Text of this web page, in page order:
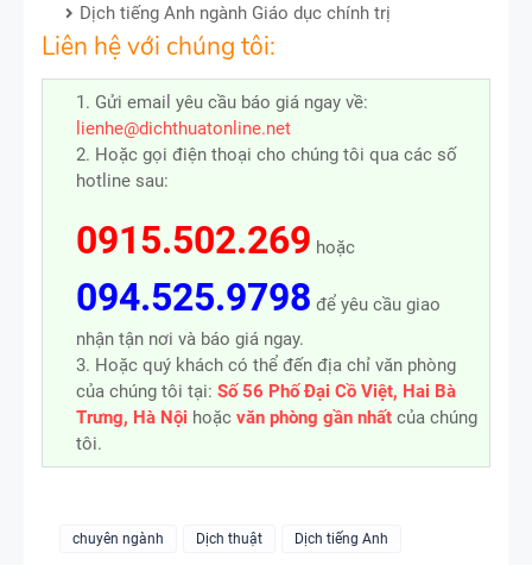
Dịch tiếng Anh ngành Giáo dục chính trị
Liên hệ với chúng tôi:
1. Gửi email yêu cầu báo giá ngay về:
lienhe@dichthuatonline.net
2. Hoặc gọi điện thoại cho chúng tôi qua các số
hotline sau:
0915.502.269 hoặc
094.525.9798 để yêu cầu giao
nhận tận nơi và báo giá ngay.
3. Hoặc quý khách có thể đến địa chỉ văn phòng
của chúng tôi tại: Số 56 Phố Đại Cồ Việt, Hai Bà
Trưng, Hà Nội hoặc văn phòng gần nhất của chúng
tôi.
chuyên ngành Dịch thuật Dịch tiếng Anh